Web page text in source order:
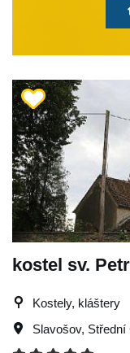
kostel sv.
Kostely, kláštery
Slavošov, Střední